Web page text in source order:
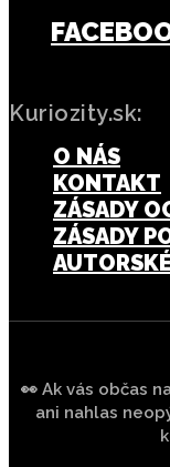
Kuriozity.sk:
O NÁS
KONTAKT
ZÁSADY
ZÁSADY
👀 Ak vás občas
ani nahlas